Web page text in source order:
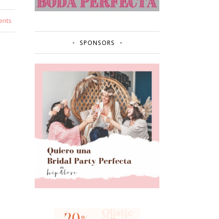
SPONSORS